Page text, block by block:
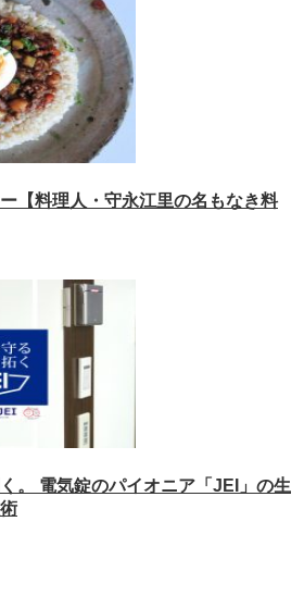
【料理人・守永江里の名もなき料
。 電気錠のパイオニア「JEI」の生